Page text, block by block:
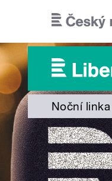
Noční linka